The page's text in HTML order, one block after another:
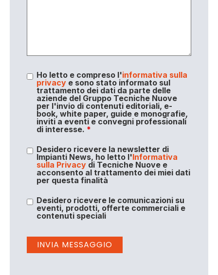
Ho letto e compreso l'informativa sulla
privacye sono stato informato sul
trattamento dei dati da parte delle
aziende del Gruppo Tecniche Nuove
per l'invio di contenuti editoriali, e-
book, white paper, guide e monografie,
inviti a eventi e convegni professionali
di interesse. *
Desidero ricevere la newsletter di
Impianti News, ho letto l'Informativa
sulla Privacydi Tecniche Nuove e
acconsento al trattamento dei miei dati
per questa finalità
Desidero ricevere le comunicazioni su
eventi, prodotti, offerte commerciali e
contenuti speciali